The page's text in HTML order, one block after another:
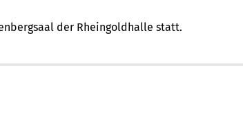
der Rheingoldhalle statt.